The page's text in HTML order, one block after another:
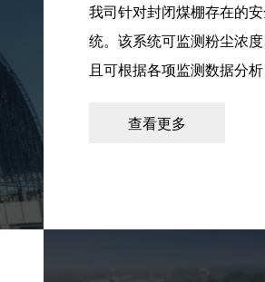
我司针对封闭煤棚存在的
统。该系统可监测粉尘浓
且可根据各项监测数据分析
查看更多